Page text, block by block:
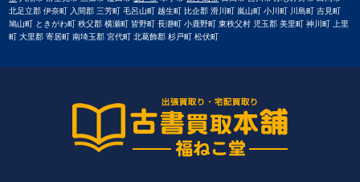
北足立郡 伊奈町 入間郡 三芳町 毛呂山町 越生町 比企郡 滑川町 嵐山町 小川町 川島町 吉見町
鳩山町 ときがわ町 秩父郡 横瀬町 皆野町 長瀞町 小鹿野町 東秩父村 児玉郡 美里町 神川町 上里
町 大里郡 寄居町 南埼玉郡 宮代町 北葛飾郡 杉戸町 松伏町